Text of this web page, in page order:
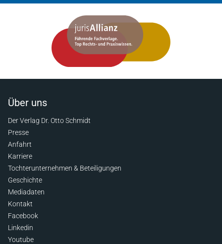
Über uns
Der Verlag Dr. Otto Schmidt
Presse
Anfahrt
Karriere
Tochterunternehmen & Beteiligungen
Geschichte
Mediadaten
Kontakt
Facebook
Linkedin
Youtube